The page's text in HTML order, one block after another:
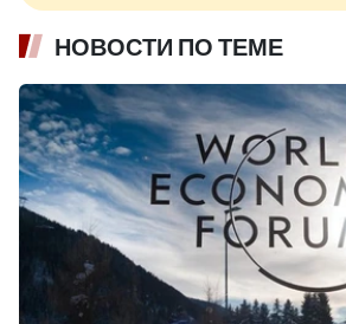
НОВОСТИ ПО ТЕМЕ